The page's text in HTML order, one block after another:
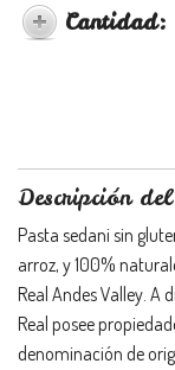
Cantidad:
Descripción
Pasta sedani sin
arroz, y 100%
Real Andes Valley. A
Real posee
denominación de